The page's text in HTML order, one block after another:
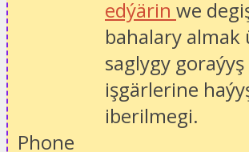
edýärin we
bahalary almak
saglygy goraýyş
işgärlerine
iberilmegi.
Phone